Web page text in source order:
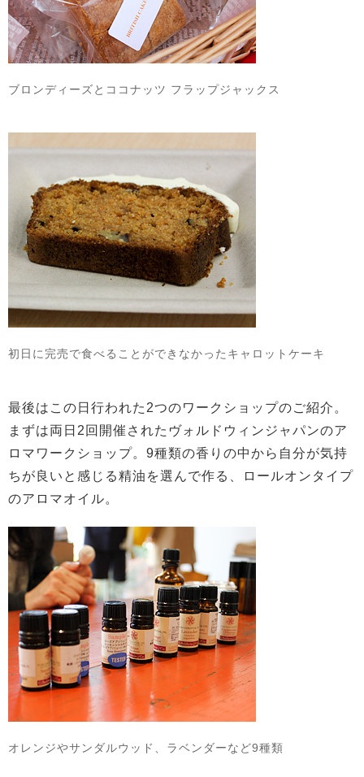
ブロンディーズとココナッツ フラップジャックス
初日に完売で食べることができなかったキャロットケーキ
最後はこの日行われた2つのワークショップのご紹介。
まずは両日2回開催されたヴォルドウィンジャパンのア
ロマワークショップ。9種類の香りの中から自分が気持
ちが良いと感じる精油を選んで作る、ロールオンタイプ
のアロマオイル。
オレンジやサンダルウッド、ラベンダーなど9種類